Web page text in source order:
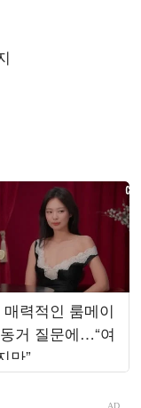
력적인 룸메이
거 질문에…“여
만”